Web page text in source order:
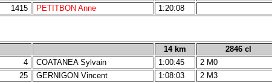
1415
PETITBON Anne 1:20:08
14 km
2846 cl
4
COATANEA Sylvain 1:00:45
2 M0
25
GERNIGON Vincent 1:08:03
2 M3